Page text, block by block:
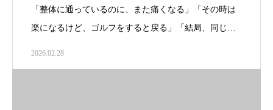
「整体に通っているのに、また痛くなる」「その時は
楽になるけど、ゴルフをすると戻る」「結局、同じ…
2026.02.28